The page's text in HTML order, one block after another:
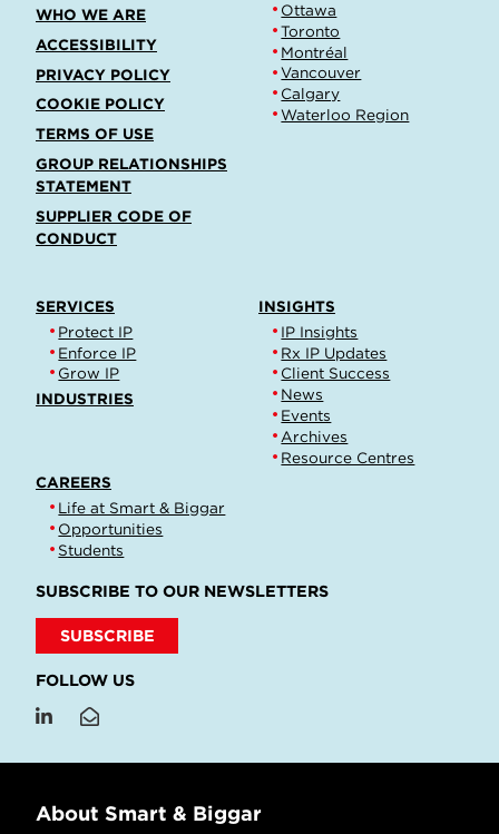
WHO WE ARE
ACCESSIBILITY
PRIVACY POLICY
COOKIE POLICY
TERMS OF USE
GROUP RELATIONSHIPS
STATEMENT
SUPPLIER CODE OF
CONDUCT
Ottawa
Toronto
Montréal
Vancouver
Calgary
Waterloo Region
SERVICES
Protect IP
Enforce IP
Grow IP
INDUSTRIES
INSIGHTS
IP Insights
Rx IP Updates
Client Success
News
Events
Archives
Resource Centres
CAREERS
Life at Smart & Biggar
Opportunities
Students
SUBSCRIBE TO OUR NEWSLETTERS
SUBSCRIBE
FOLLOW US
About Smart & Biggar